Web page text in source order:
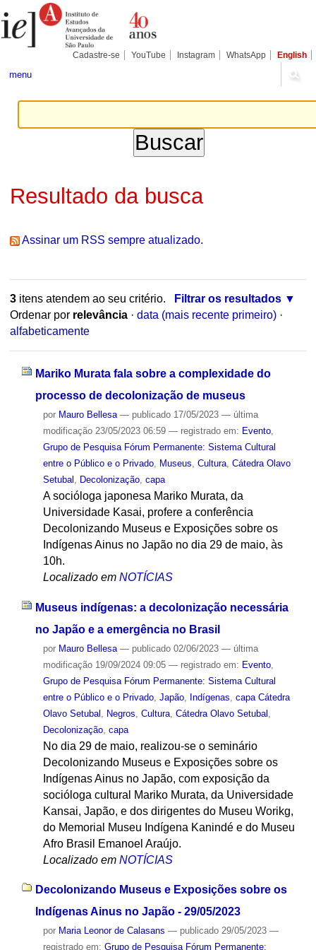
para
conteúdo.
Pessoais
Cadastre-se YouTube Instagram WhatsApp English
menu
Resultado da busca
Assinar um RSS sempre atualizado.
3itens atendem ao seu critério.
Filtrar os resultados
Ordenar por relevância · data (mais recente primeiro) ·
alfabeticamente
Mariko Murata fala sobre a complexidade do
processo de decolonização de museus
por Mauro Bellesa — publicado17/05/2023 — última
modificação23/05/2023 06:59 — registrado em: Evento,
Grupo de Pesquisa Fórum Permanente: Sistema Cultural
entre o Público e o Privado, Museus Cultura, Cátedra Olavo
Setubal
Decolonização, capa
A socióloga japonesa Mariko Murata, da
Universidade Kasai, profere a conferência
Decolonizando Museus e Exposições sobre os
Indígenas Ainus no Japão no dia 29 de maio, às
10h.
Localizado em NOTÍCIAS
Museus indígenas: a decolonização necessária
no Japão e a emergência no Brasil
por Mauro Bellesa — publicado02/06/2023 — última
modificação19/09/2024 09:05 — registrado em: Evento,
Grupo de Pesquisa Fórum Permanente: Sistema Cultural
entre o Público e o Privado, Japão, Indígenas capa Cátedra
Olavo Setubal
Negros Cultura, Cátedra Olavo Setubal
Decolonização, capa
No dia 29 de maio, realizou-se o seminário
Decolonizando Museus e Exposições sobre os
Indígenas Ainus no Japão, com exposição da
socióloga cultural Mariko Murata, da Universidade
Kansai, Japão, e dos dirigentes do Museu Worikg,
do Memorial Museu Indígena Kanindé e do Museu
Afro Brasil Emanoel Araújo.
Localizado em NOTÍCIAS
Decolonizando Museus e Exposições sobre os
Indígenas Ainus no Japão - 29/05/2023
por Maria Leonor de Calasans — publicado29/05/2023 —
registrado em: Grupo de Pesquisa Fórum Permanente: